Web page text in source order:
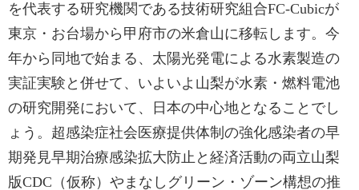
を代表する研究機関である技術研究組合FC-Cubicが
東京・お台場から甲府市の米倉山に移転します。今
年から同地で始まる、太陽光発電による水素製造の
実証実験と併せて、いよいよ山梨が水素・燃料電池
の研究開発において、日本の中心地となることでし
ょう。超感染症社会医療提供体制の強化感染者の早
期発見早期治療感染拡大防止と経済活動の両立山梨
版CDC（仮称）やまなしグリーン・ゾーン構想の推